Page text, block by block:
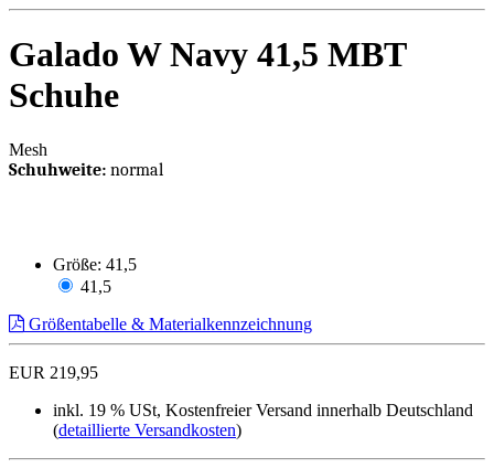
Galado W Navy 41,5 MBT
Schuhe
Mesh
Schuhweite: normal
Größe: 41,5
41,5
Größentabelle & Materialkennzeichnung
EUR 219,95
inkl. 19 % USt, Kostenfreier Versand innerhalb Deutschland
(detaillierte Versandkosten)